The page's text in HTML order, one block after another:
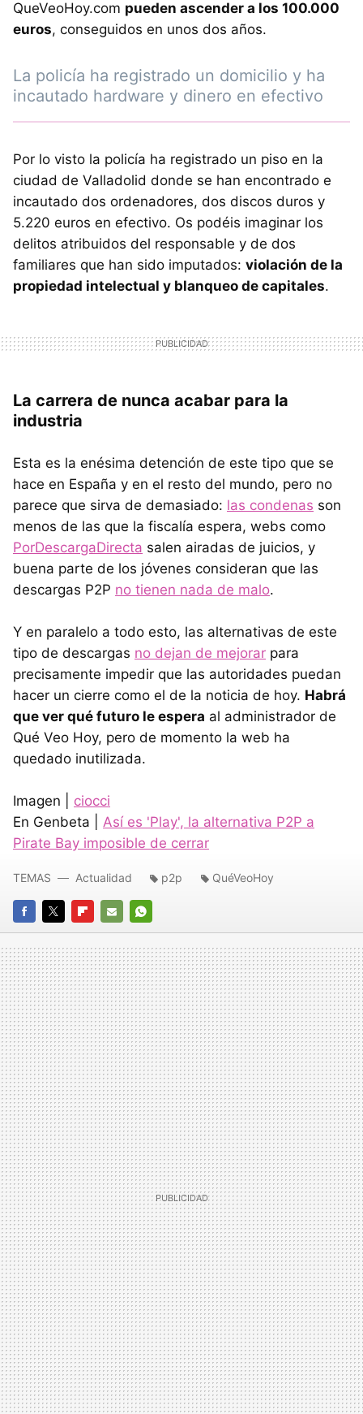
QueVeoHoy.com pueden ascender a los 100.000
euros, conseguidos en unos dos años.
La policía ha registrado un domicilio y ha
incautado hardware y dinero en efectivo
Por lo visto la policía ha registrado un piso en la
ciudad de Valladolid donde se han encontrado e
incautado dos ordenadores, dos discos duros y
5.220 euros en efectivo. Os podéis imaginar los
delitos atribuidos del responsable y de dos
familiares que han sido imputados: violación de la
propiedad intelectual y blanqueo de capitales.
La carrera de nunca acabar para la
industria
Esta es la enésima detención de este tipo que se
hace en España y en el resto del mundo, pero no
parece que sirva de demasiado: las condenas son
menos de las que la fiscalía espera, webs como
PorDescargaDirecta salen airadas de juicios, y
buena parte de los jóvenes consideran que las
descargas P2P no tienen nada de malo.
Y en paralelo a todo esto, las alternativas de este
tipo de descargas no dejan de mejorar para
precisamente impedir que las autoridades puedan
hacer un cierre como el de la noticia de hoy. Habrá
que ver qué futuro le espera al administrador de
Qué Veo Hoy, pero de momento la web ha
quedado inutilizada.
Imagen | ciocci
En Genbeta | Así es 'Play', la alternativa P2P a
Pirate Bay imposible de cerrar
FACEBOOK
TWITTERFLIPBOARD
E-
MAIL
WHATSAPP
TEMAS Actualidad p2p QuéVeoHoy